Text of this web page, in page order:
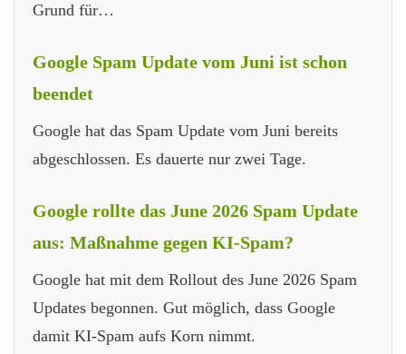
Grund für…
Google Spam Update vom Juni ist schon
beendet
Google hat das Spam Update vom Juni bereits
abgeschlossen. Es dauerte nur zwei Tage.
Google rollte das June 2026 Spam Update
aus: Maßnahme gegen KI-Spam?
Google hat mit dem Rollout des June 2026 Spam
Updates begonnen. Gut möglich, dass Google
damit KI-Spam aufs Korn nimmt.